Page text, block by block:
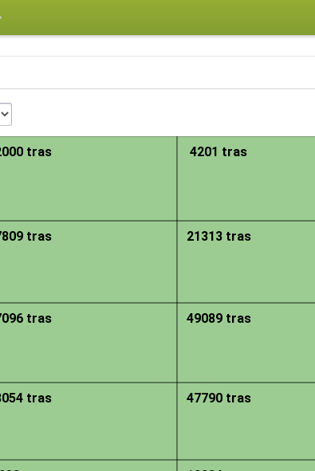
się zarejestrowanych tras. Nawigacja po mapie odbywa się w
lub pojedyncze punkty symbolizujące początki tras.
tras 47790 tras
tras 49089 tras
tras 21313 tras
tras 4201 tras